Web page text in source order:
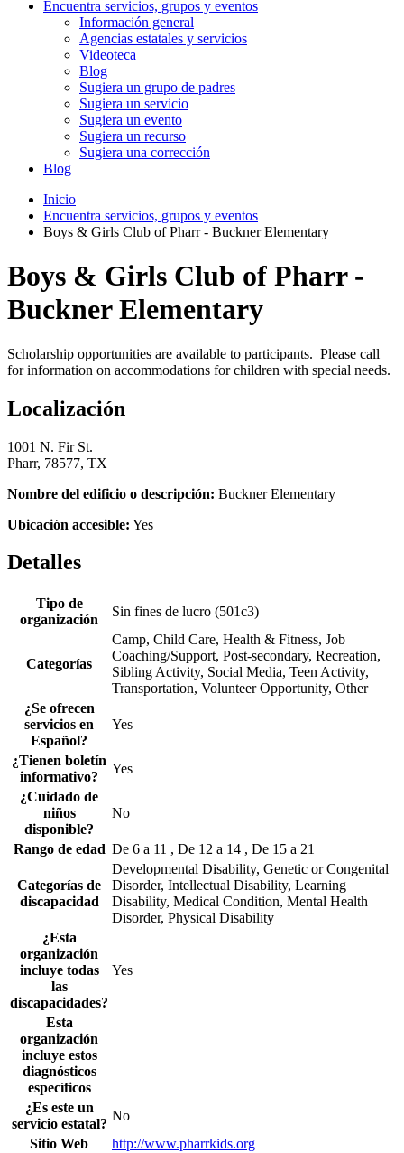
Encuentra servicios, grupos y eventos
Información general
Agencias estatales y servicios
Videoteca
Blog
Sugiera un grupo de padres
Sugiera un servicio
Sugiera un evento
Sugiera un recurso
Sugiera una corrección
Blog
Inicio
Encuentra servicios, grupos y eventos
Boys & Girls Club of Pharr - Buckner Elementary
Boys & Girls Club of Pharr -
Buckner Elementary
Scholarship opportunities are available to participants. Please call
for information on accommodations for children with special needs.
Localización
1001 N. Fir St.
Pharr, 78577, TX
Nombre del edificio o descripción: Buckner Elementary
Ubicación accesible: Yes
Detalles
Tipo de
organización
Sin fines de lucro (501c3)
Categorías
Camp, Child Care, Health & Fitness, Job
Coaching/Support, Post-secondary, Recreation,
Sibling Activity, Social Media, Teen Activity,
Transportation, Volunteer Opportunity, Other
¿Se ofrecen
servicios en
Español?
Yes
¿Tienen boletín
informativo?
Yes
¿Cuidado de
niños
disponible?
No
Rango de edad De 6 a 11 , De 12 a 14 , De 15 a 21
Categorías de
discapacidad
Developmental Disability, Genetic or Congenital
Disorder, Intellectual Disability, Learning
Disability, Medical Condition, Mental Health
Disorder, Physical Disability
¿Esta
organización
incluye todas
las
discapacidades?
Yes
Esta
organización
incluye estos
diagnósticos
específicos
¿Es este un
servicio estatal?
No
Sitio Web
http://www.pharrkids.org